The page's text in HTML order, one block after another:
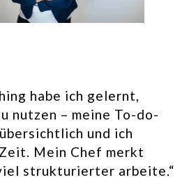
habe ich gelernt,
nutzen – meine To-do-
und ich
Mein Chef merkt
strukturierter arbeite.“